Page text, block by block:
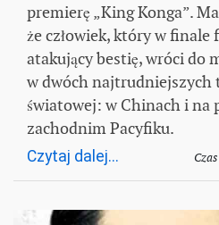
premierę „King Konga”.
że człowiek, który w
atakujący bestię, wróci do
w dwóch najtrudniejszych
światowej: w Chinach i na
zachodnim Pacyfiku.
Czytaj dalej...